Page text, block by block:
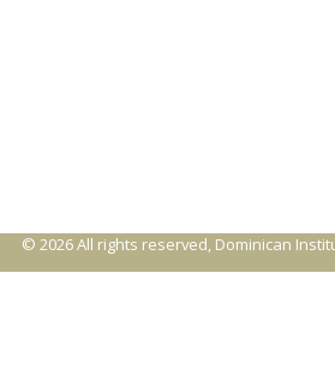
© 2026 All rights reserved, Dominican